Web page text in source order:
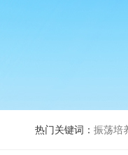
热门关键词： 振荡培